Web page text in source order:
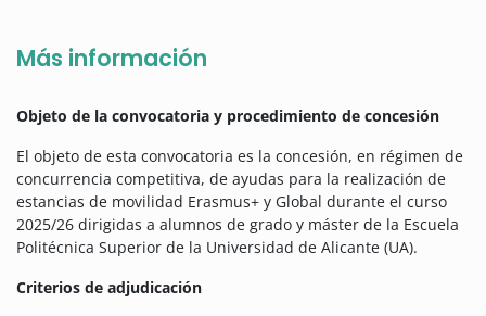
Más información
Objeto de la convocatoria y procedimiento de concesión
El objeto de esta convocatoria es la concesión, en régimen de
concurrencia competitiva, de ayudas para la realización de
estancias de movilidad Erasmus+ y Global durante el curso
2025/26 dirigidas a alumnos de grado y máster de la Escuela
Politécnica Superior de la Universidad de Alicante (UA).
Criterios de adjudicación